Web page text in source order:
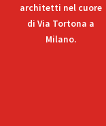
architetti nel cuore
di Via Tortona a
Milano.